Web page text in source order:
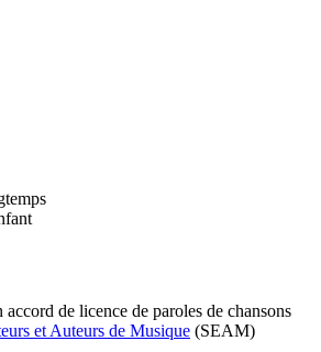
accord de licence de paroles de chansons
et Auteurs de Musique (SEAM)